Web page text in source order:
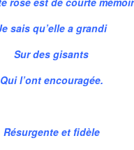
sais qu’elle a grandi
Sur des gisants
Qui l’ont encouragée.
Résurgente et fidèle